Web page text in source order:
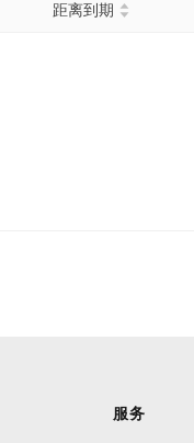
距离到期